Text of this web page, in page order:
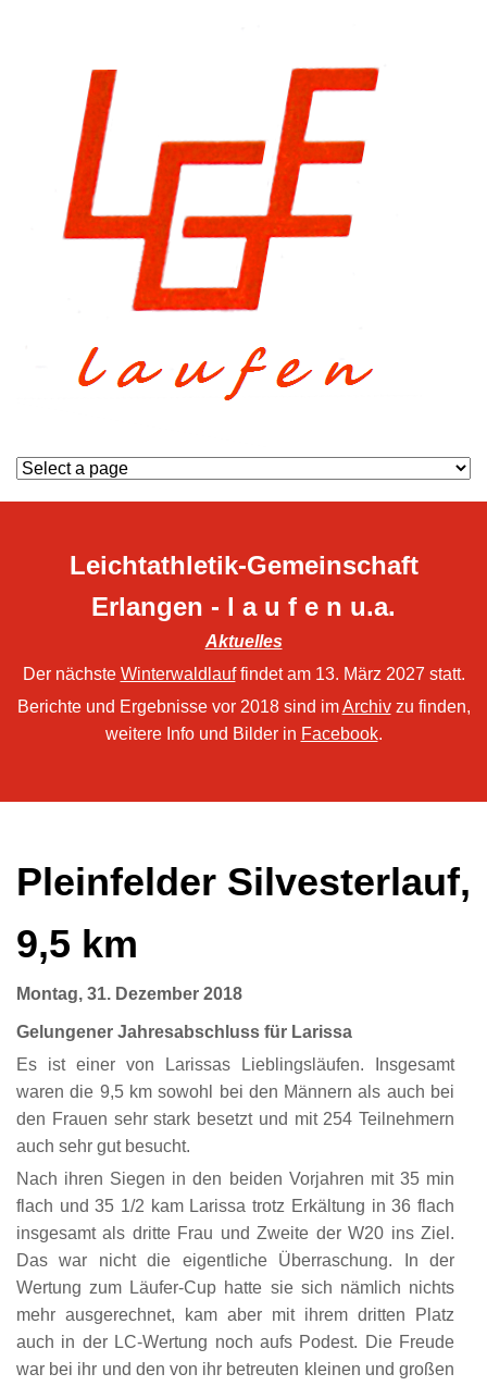
Leichtathletik-Gemeinschaft
Erlangen - l a u f e n u.a.
Aktuelles
Der nächste Winterwaldlauffindet am 13. März 2027 statt.
Berichte und Ergebnisse vor 2018 sind imArchivzu finden,
weitere Info und Bilder in Facebook.
Pleinfelder Silvesterlauf,
9,5 km
Montag, 31. Dezember 2018
Gelungener Jahresabschluss für Larissa
Es ist einer von Larissas Lieblingsläufen. Insgesamt
waren die 9,5 km sowohl bei den Männern als auch bei
den Frauen sehr stark besetzt und mit 254 Teilnehmern
auch sehr gut besucht.
Nach ihren Siegen in den beiden Vorjahren mit 35 min
flach und 35 1/2 kam Larissa trotz Erkältung in 36 flach
insgesamt als dritte Frau und Zweite der W20 ins Ziel.
Das war nicht die eigentliche Überraschung. In der
Wertung zum Läufer-Cup hatte sie sich nämlich nichts
mehr ausgerechnet, kam aber mit ihrem dritten Platz
auch in der LC-Wertung noch aufs Podest. Die Freude
war bei ihr und den von ihr betreuten kleinen und großen